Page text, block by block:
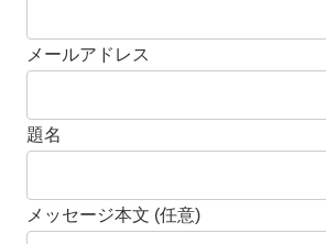
メールアドレス
題名
メッセージ本文 (任意)